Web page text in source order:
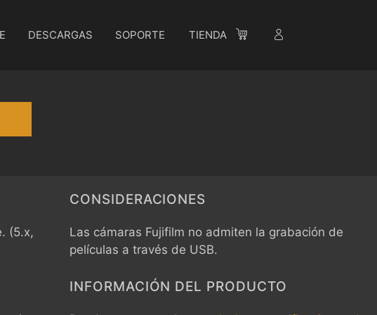
DESCARGAS SOPORTE TIENDA
(5.x,
CONSIDERACIONES
Las cámaras Fujifilm no admiten la grabación de
películas a través de USB.
INFORMACIÓN DEL PRODUCTO